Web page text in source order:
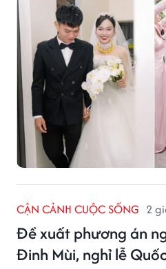
CẬN CẢNH CUỘC SỐNG 2
Đề xuất phương án
Đinh Mùi, nghỉ lễ